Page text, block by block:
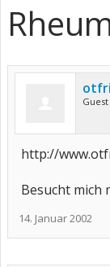
Guest
http://
Besucht mich
14. Januar 2002